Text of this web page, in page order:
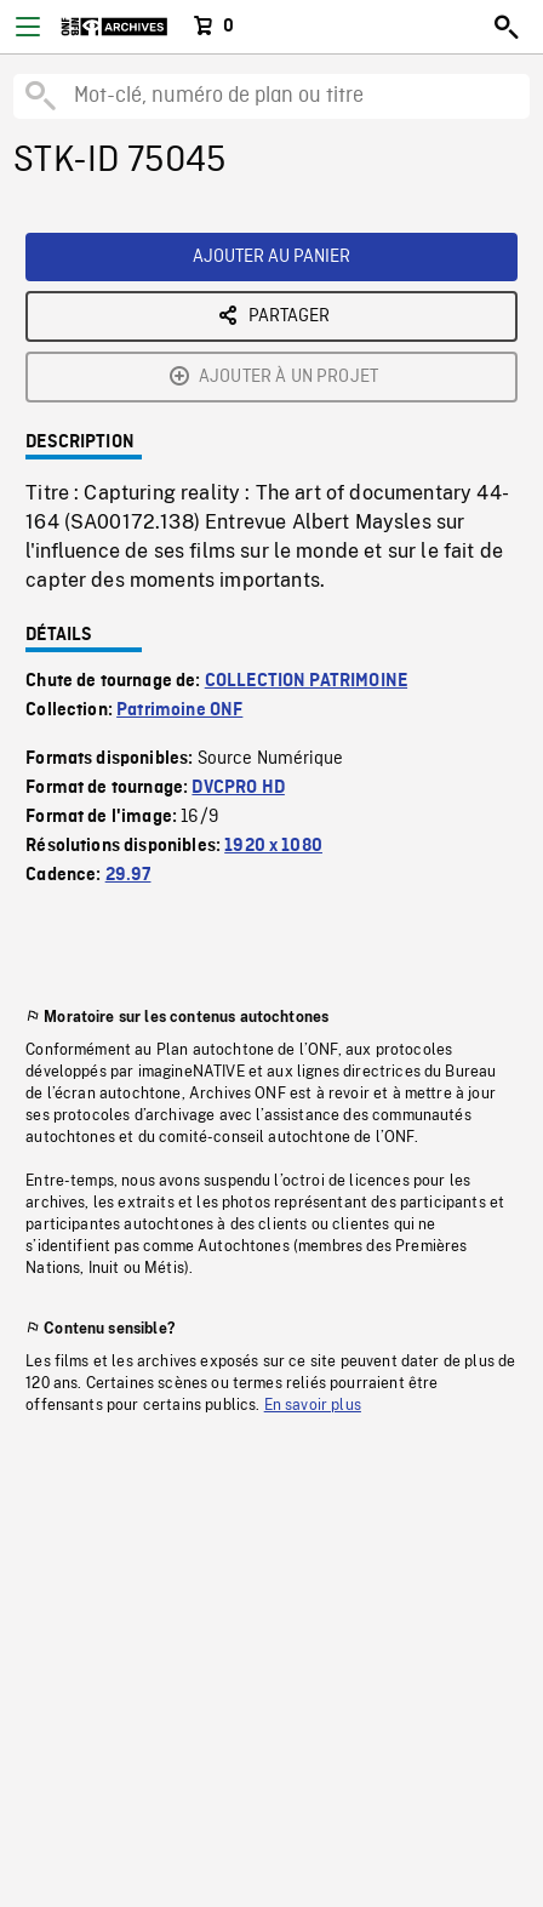
0
STK-ID 75045
AJOUTER AU PANIER
PARTAGER
AJOUTER À UN PROJET
DESCRIPTION
Titre : Capturing reality : The art of documentary 44-
164 (SA00172.138) Entrevue Albert Maysles sur
l'influence de ses films sur le monde et sur le fait de
capter des moments importants.
DÉTAILS
Chute de tournage de: COLLECTION PATRIMOINE
Collection: Patrimoine ONF
Formats disponibles: Source Numérique
Format de tournage: DVCPRO HD
Format de l'image:16/9
Résolutions disponibles:1920 x 1080
Cadence: 29.97
Moratoire sur les contenus autochtones
Conformément au Plan autochtone de l’ONF, aux protocoles
développés par imagineNATIVE et aux lignes directrices du Bureau
de l’écran autochtone, Archives ONF est à revoir et à mettre à jour
ses protocoles d’archivage avec l’assistance des communautés
autochtones et du comité-conseil autochtone de l’ONF.
Entre-temps, nous avons suspendu l’octroi de licences pour les
archives, les extraits et les photos représentant des participants et
participantes autochtones à des clients ou clientes qui ne
s’identifient pas comme Autochtones (membres des Premières
Nations, Inuit ou Métis).
Contenu sensible?
Les films et les archives exposés sur ce site peuvent dater de plus de
120 ans. Certaines scènes ou termes reliés pourraient être
offensants pour certains publics. En savoir plus